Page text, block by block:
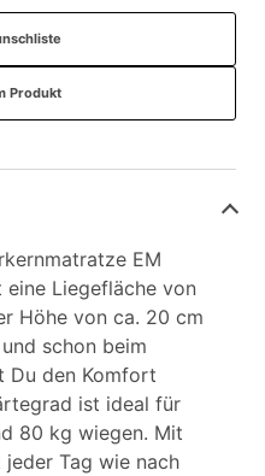
Produkt
EM
Liegefläche von
Höhe von ca. 20 cm
schon beim
Du den Komfort
ist ideal für
80 kg wiegen. Mit
Tag wie nach